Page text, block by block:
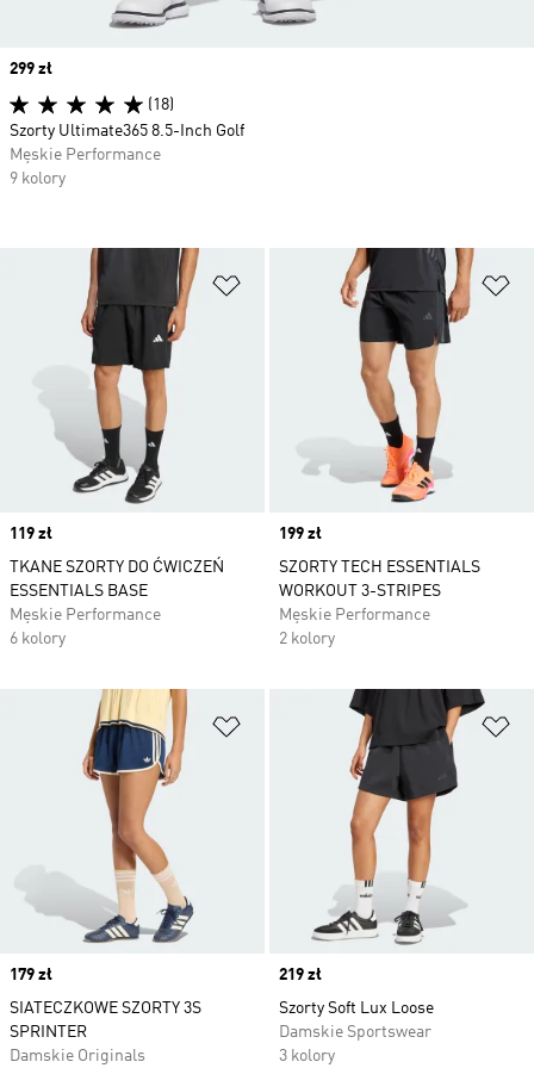
Dodaj do listy życzeń
Price
119 zł
TKANE SZORTY DO ĆWICZEŃ
ESSENTIALS BASE
Męskie Performance
6 kolory
Price
199 zł
SZORTY TECH ESSENTIALS
WORKOUT 3-STRIPES
Męskie Performance
2 kolory
Dodaj do listy życzeń
Price
179 zł
SIATECZKOWE SZORTY 3S
SPRINTER
Damskie Originals
Price
219 zł
Szorty Soft Lux Loose
Damskie Sportswear
3 kolory
Price
299 zł
(18)
Szorty Ultimate365 8.5-Inch Golf
Męskie Performance
9 kolory